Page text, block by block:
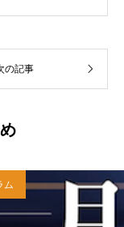
2020年7月よりク
）」の運営
に『聖書を読んだ
業出版）、『人生
るい聖書入門』、
「ふざけ担当」LE
ある。新著<a hr
の記事
ム